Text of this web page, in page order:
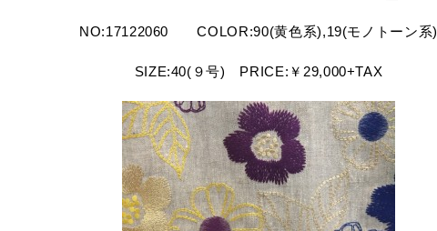
NO:17122060 COLOR:90(黄色系),19(モノトーン系)
SIZE:40(９号) PRICE:￥29,000+TAX